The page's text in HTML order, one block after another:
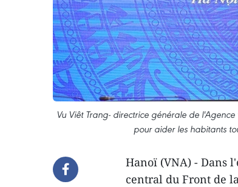
Vu Viêt Trang- directrice générale de
pour aider les habitants
Hanoï (VNA) - Dans
central du Front de